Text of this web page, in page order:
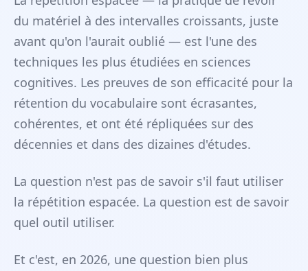
du matériel à des intervalles croissants, juste
avant qu'on l'aurait oublié — est l'une des
techniques les plus étudiées en sciences
cognitives. Les preuves de son efficacité pour la
rétention du vocabulaire sont écrasantes,
cohérentes, et ont été répliquées sur des
décennies et dans des dizaines d'études.
La question n'est pas de savoir s'il faut utiliser
la répétition espacée. La question est de savoir
quel outil utiliser.
Et c'est, en 2026, une question bien plus